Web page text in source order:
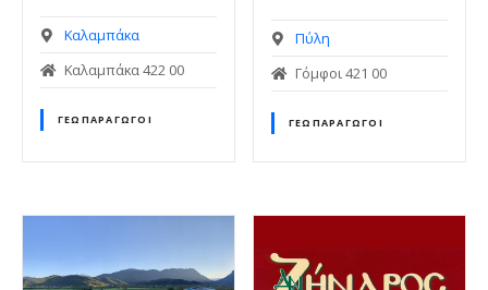
Καλαμπάκα
Καλαμπάκα 422 00
ΓΕΩΠΑΡΑΓΩΓΟΊ
Πύλη
Γόμφοι 421 00
ΓΕΩΠΑΡΑΓΩΓΟΊ